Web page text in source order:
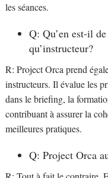
les séances.
Q: Qu’en est-il
qu’instructeur?
R: Project Orca prend
instructeurs. Il évalue les
dans le briefing, la
contribuant à assurer la
meilleures pratiques.
Q: Project Orca